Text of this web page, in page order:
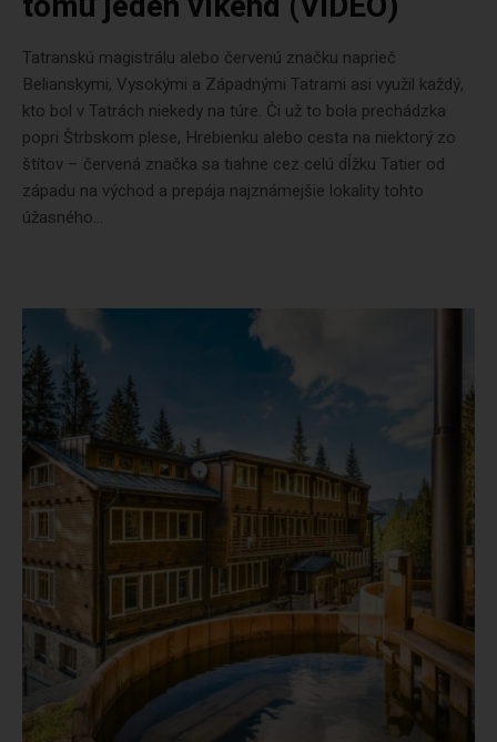
Tatranskú magistrálu alebo červenú značku naprieč
Belianskymi, Vysokými a Západnými Tatrami asi využil každý,
kto bol v Tatrách niekedy na túre. Či už to bola prechádzka
popri Štrbskom plese, Hrebienku alebo cesta na niektorý zo
štítov – červená značka sa tiahne cez celú dĺžku Tatier od
západu na východ a prepája najznámejšie lokality tohto
úžasného...